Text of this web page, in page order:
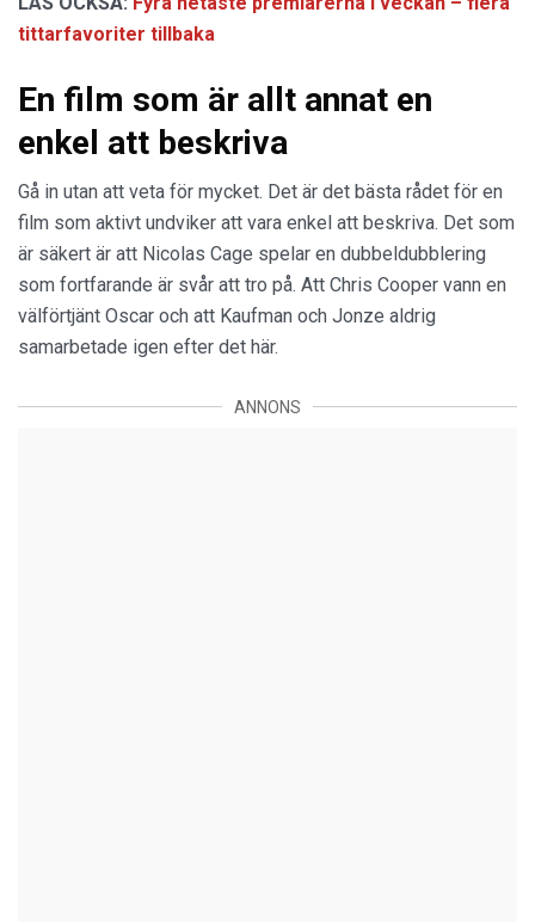
tittarfavoriter tillbaka
En film som är allt annat en
enkel att beskriva
Gå in utan att veta för mycket. Det är det bästa rådet för en
film som aktivt undviker att vara enkel att beskriva. Det som
är säkert är att Nicolas Cage spelar en dubbeldubblering
som fortfarande är svår att tro på. Att Chris Cooper vann en
välförtjänt Oscar och att Kaufman och Jonze aldrig
samarbetade igen efter det här.
ANNONS